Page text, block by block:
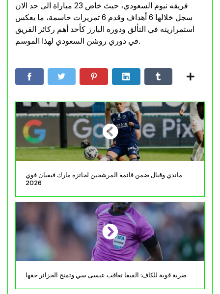
فريقه نيوم السعودي، حيث خاض 23 مباراة الى حد الان
سجل خلالها 6 أهداف وقدم 6 تمريرات حاسمة، ما يعكس
استمراريته في التألق ودوره البارز كأحد أهم ركائز الفريق
في دوري روشن السعودي لهذا الموسم.
ماندي وقبال ضمن قائمة المرشحين لجائزة مارك فيفيان فوي
2026
ضربة قوية للكاف: الفيفا تعاقب عيسى سي وتمنح الجزائر حقها